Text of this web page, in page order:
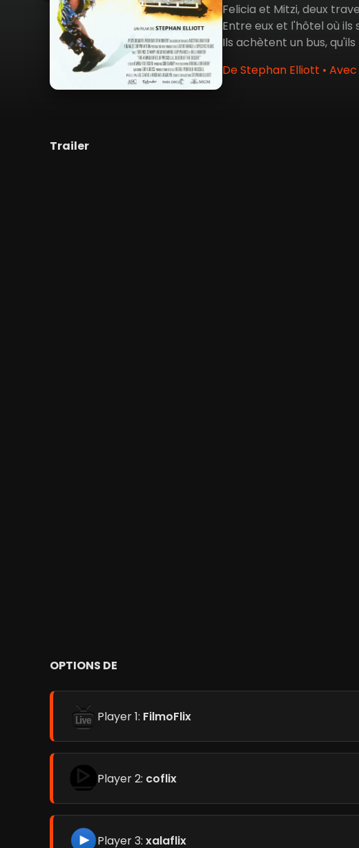
Felicia et Mitzi, deux
Entre eux et l'hôtel où
Ils achètent un bus,
De Stephan Elliott •
Trailer
OPTIONS DE
Player 1: FilmoFlix
Player 2: coflix
Player 3: xalaflix